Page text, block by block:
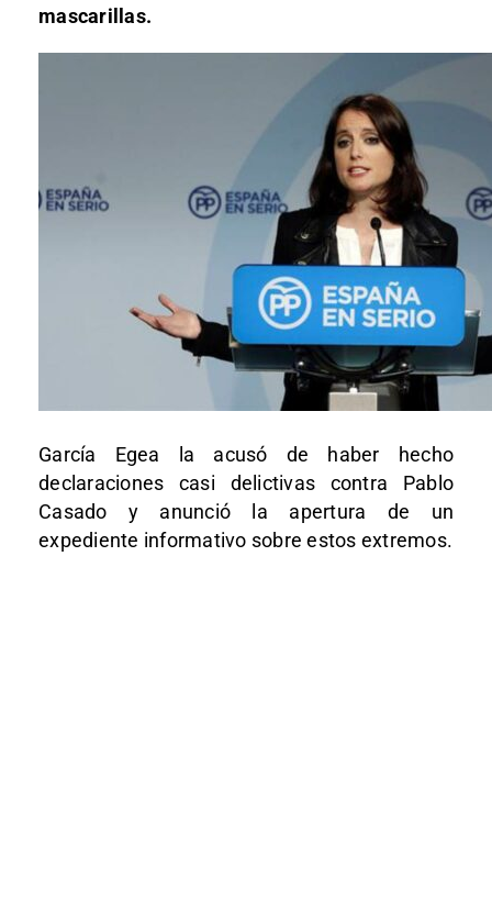
mascarillas.
García Egea la acusó de haber hecho
declaraciones casi delictivas contra Pablo
Casado y anunció la apertura de un
expediente informativo sobre estos extremos.